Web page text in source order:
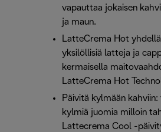
vapauttaa jokaisen
ja maun.
LatteCrema Hot
yksilöllisiä latteja ja
kermaisella
LatteCrema Hot
Päivitä kylmään
kylmiä juomia milloin
Lattecrema Cool -